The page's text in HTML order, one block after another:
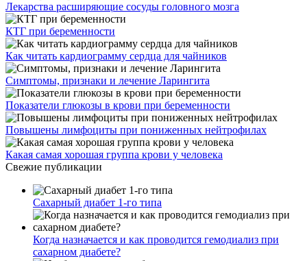
Лекарства расширяющие сосуды головного мозга
КТГ при беременности
Как читать кардиограмму сердца для чайников
Симптомы, признаки и лечение Ларингита
Показатели глюкозы в крови при беременности
Повышены лимфоциты при пониженных нейтрофилах
Какая самая хорошая группа крови у человека
Свежие публикации
Сахарный диабет 1-го типа
Когда назначается и как проводится гемодиализ при
сахарном диабете?